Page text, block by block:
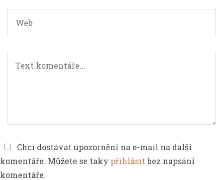
Chci dostávat upozornění na e-mail na další
komentáře. Můžete se taky přihlásitbez napsání
komentáře.